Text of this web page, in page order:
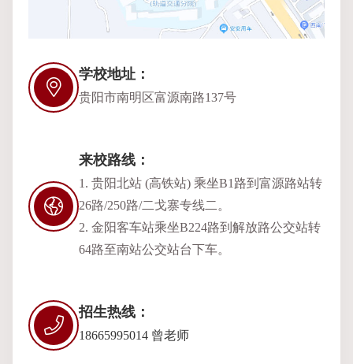
学校地址：
贵阳市南明区富源南路137号
来校路线：
1. 贵阳北站 (高铁站) 乘坐B1路到富源路站转
26路/250路/二戈寨专线二。
2. 金阳客车站乘坐B224路到解放路公交站转
64路至南站公交站台下车。
招生热线：
18665995014 曾老师